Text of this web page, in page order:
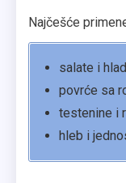
Najčešće
salate i
povrće sa
testenine i
hleb i